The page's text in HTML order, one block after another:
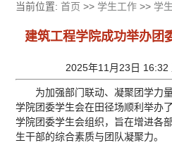
当前位置:首页 >> 学生工作 >> 学
建筑工程学院成功举办团
2025年11月23日 16:32
为加强部门联动、凝聚团学力
学院团委学生会在田径场顺利举办
学院团委学生会组织，旨在增进各
生干部的综合素质与团队凝聚力。